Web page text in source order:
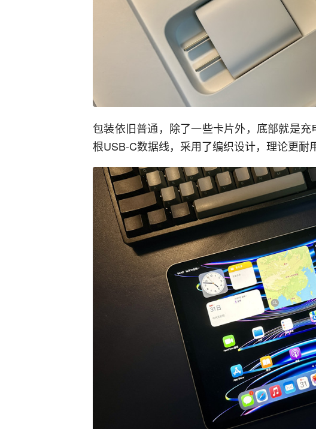
包装依旧普通，除了一些卡片外，底部就是
根USB-C数据线，采用了编织设计，理论更耐